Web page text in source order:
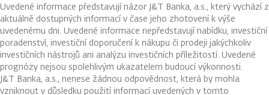
Uvedené informace představují názor J&T Banka, a.s., který vychází z
aktuálně dostupných informací v čase jeho zhotovení k výše
uvedenému dni. Uvedené informace nepředstavují nabídku, investiční
poradenství, investiční doporučení k nákupu či prodeji jakýchkoliv
investičních nástrojů ani analýzu investičních příležitostí. Uvedené
prognózy nejsou spolehlivým ukazatelem budoucí výkonnosti.
J&T Banka, a.s., nenese žádnou odpovědnost, která by mohla
vzniknout v důsledku použití informací uvedených v tomto